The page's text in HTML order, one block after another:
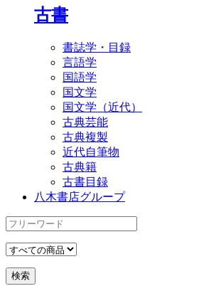
古書
書誌学・目録
言語学
国語学
国文学
国文学（近代）
古典芸能
古典複製
近代自筆物
古典籍
古書目録
八木書店グループ